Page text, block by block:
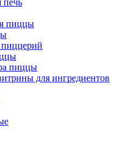
печь
пиццы
пиццерий
пиццы
для ингредиентов